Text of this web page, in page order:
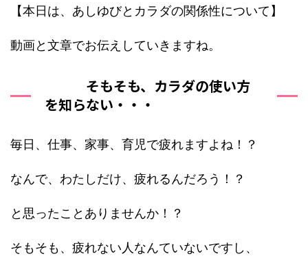
【本日は、あしゆびとカラダの関係性について】
動画と文章でお伝えしていきますね。
そもそも、カラダの使い方
を知らない・・・
毎日、仕事、家事、育児で疲れますよね！？
なんで、わたしだけ、疲れるんだろう！？
と思ったことありませんか！？
そもそも、疲れない人なんていないですし、